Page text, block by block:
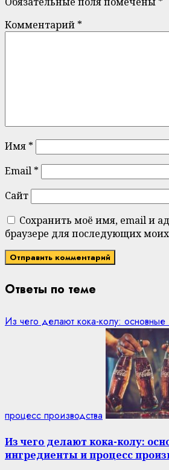
Комментарий *
Имя *
Email *
Сайт
Сохранить моё имя, email и
браузере для последующих
Ответы по теме
Из чего делают кока-колу: основные
процесс производства
Из чего делают кока-колу:
ингредиенты и процесс